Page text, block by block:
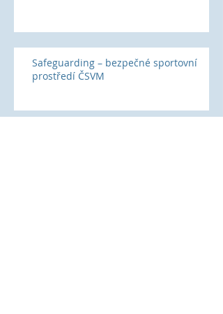
Safeguarding – bezpečné sportovní
prostředí ČSVM